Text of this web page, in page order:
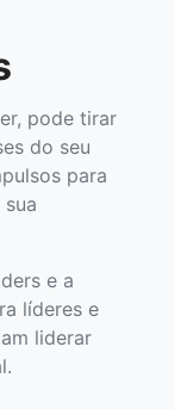
pode tirar
do seu
para
e a
líderes e
liderar